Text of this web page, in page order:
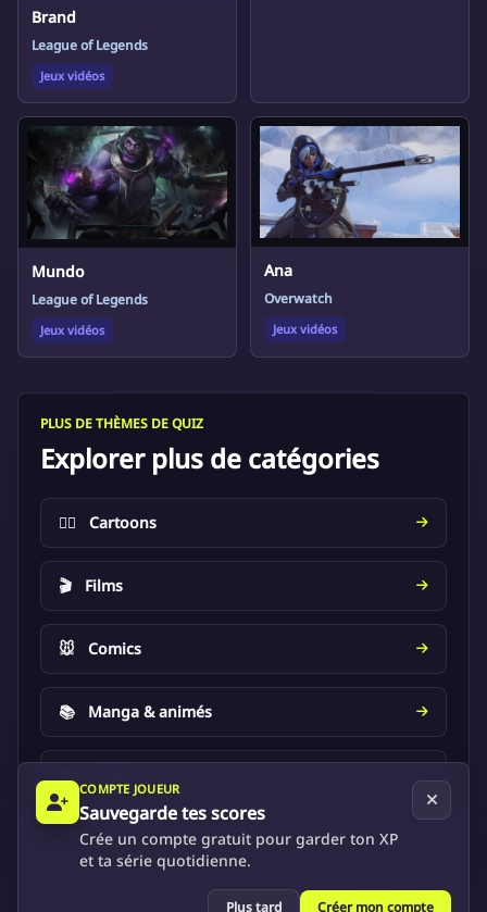
Brand
League of Legends
Jeux vidéos
Mundo
League of Legends
Jeux vidéos
Ana
Overwatch
Jeux vidéos
PLUS DE THÈMES DE QUIZ
Explorer plus de catégories
🦸‍♂️ Cartoons
🎬 Films
🐭 Comics
📚 Manga & animés
COMPTE JOUEUR
Sauvegarde tes scores
Crée un compte gratuit pour garder ton XP
et ta série quotidienne.
Plus tard Créer mon compte
Politique de confidentialité Discord